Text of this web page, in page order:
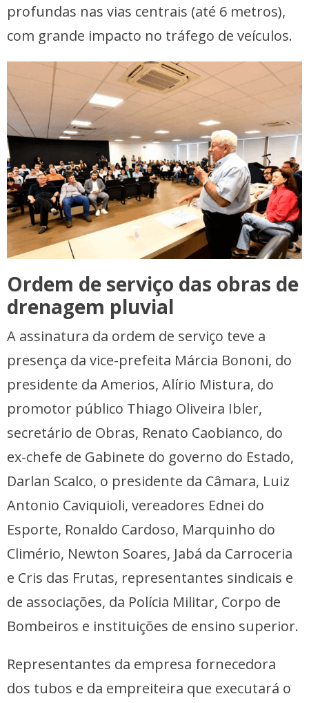
profundas nas vias centrais (até 6 metros),
com grande impacto no tráfego de veículos.
Ordem de serviço das obras de
drenagem pluvial
A assinatura da ordem de serviço teve a
presença da vice-prefeita Márcia Bononi, do
presidente da Amerios, Alírio Mistura, do
promotor público Thiago Oliveira Ibler,
secretário de Obras, Renato Caobianco, do
ex-chefe de Gabinete do governo do Estado,
Darlan Scalco, o presidente da Câmara, Luiz
Antonio Caviquioli, vereadores Ednei do
Esporte, Ronaldo Cardoso, Marquinho do
Climério, Newton Soares, Jabá da Carroceria
e Cris das Frutas, representantes sindicais e
de associações, da Polícia Militar, Corpo de
Bombeiros e instituições de ensino superior.
Representantes da empresa fornecedora
dos tubos e da empreiteira que executará o